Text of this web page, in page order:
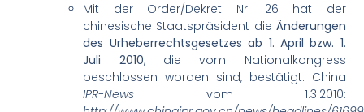
Mit der Order/Dekret Nr. 26 hat der
chinesische Staatspräsident die Änderungen
des Urheberrechtsgesetzes ab 1. April bzw. 1.
Juli 2010, die vom Nationalkongress
beschlossen worden sind, bestätigt. China
IPR-News vom 1.3.2010: